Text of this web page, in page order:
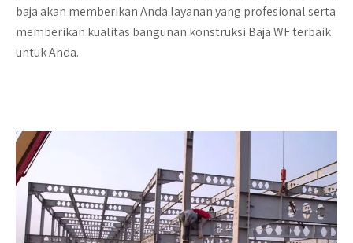
baja akan memberikan Anda layanan yang profesional serta
memberikan kualitas bangunan konstruksi Baja WF terbaik
untuk Anda.